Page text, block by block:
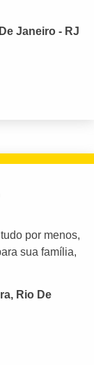
Janeiro - RJ
por menos,
sua família,
Rio De